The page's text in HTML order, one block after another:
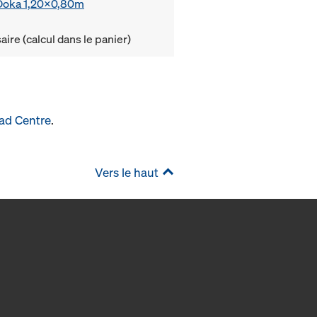
1,20x0,80m
(calcul dans le panier)
Centre.
Vers le haut